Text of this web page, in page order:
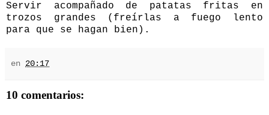
Servir acompañado de patatas fritas en
trozos grandes (freírlas a fuego lento
para que se hagan bien).
en 20:17
10 comentarios: